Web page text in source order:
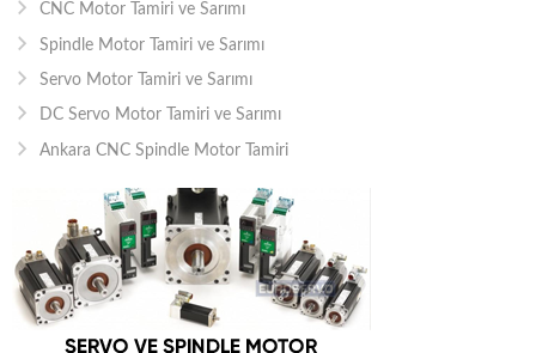
CNC Motor Tamiri ve Sarımı
Spindle Motor Tamiri ve Sarımı
Servo Motor Tamiri ve Sarımı
DC Servo Motor Tamiri ve Sarımı
Ankara CNC Spindle Motor Tamiri